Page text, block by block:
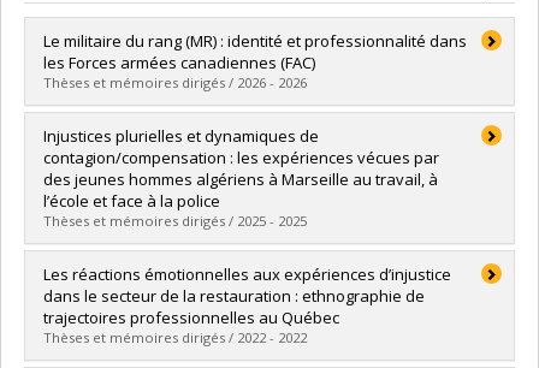
Le militaire du rang (MR) : identité et professionnalité dans
les Forces armées canadiennes (FAC)
Thèses et mémoires dirigés / 2026 - 2026
Diplômé(e) :Bégin, Eric
Cycle :Doctorat
Diplôme obtenu :Ph. D.
Lien vers le document dans Papyrus
Injustices plurielles et dynamiques de
contagion/compensation : les expériences vécues par
des jeunes hommes algériens à Marseille au travail, à
l’école et face à la police
Thèses et mémoires dirigés / 2025 - 2025
Diplômé(e) : Amorim-Rehmat, Gabriela
Cycle :Maîtrise
Diplôme obtenu :M. Sc.
Lien vers le document dans Papyrus
Les réactions émotionnelles aux expériences d’injustice
dans le secteur de la restauration : ethnographie de
trajectoires professionnelles au Québec
Thèses et mémoires dirigés / 2022 - 2022